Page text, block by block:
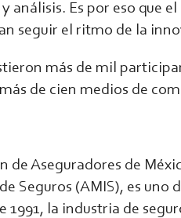
análisis. Es por eso que
seguir el ritmo de la
más de mil
de cien medios de
de Aseguradores de
Seguros (AMIS), es
1991, la industria de